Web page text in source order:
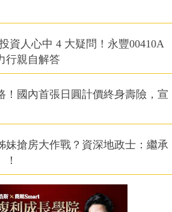
資人心中 4 大疑問！永豐00410A
行親自解答
！國內首張日圓計價終身壽險，宣
妹搶房大作戰？資深地政士：繼承